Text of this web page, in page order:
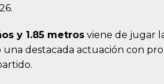
y 1.85 metros viene de jugar
destacada actuación con